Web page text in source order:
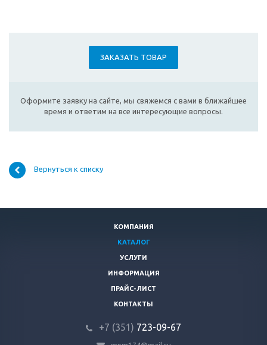
ЗАКАЗАТЬ ТОВАР
Оформите заявку на сайте, мы свяжемся с вами в ближайшее
время и ответим на все интересующие вопросы.
Вернуться к списку
КОМПАНИЯ
КАТАЛОГ
УСЛУГИ
ИНФОРМАЦИЯ
ПРАЙС-ЛИСТ
КОНТАКТЫ
+7 (351) 723-09-67